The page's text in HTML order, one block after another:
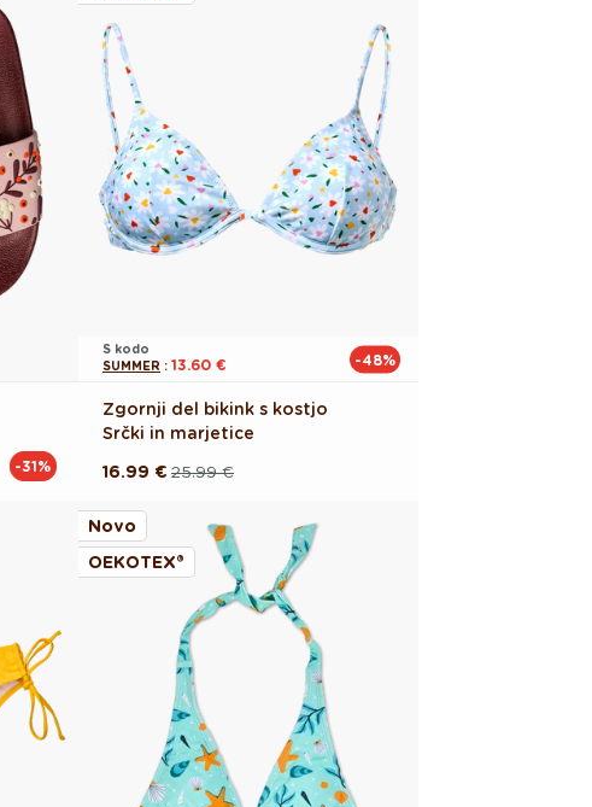
-31%
S kodo
SUMMER : 13.60 € -48%
Zgornji del bikink s kostjo
Srčki in marjetice
Redna
25.99 €
Akcijska
16.99 €
Novo
OEKOTEX®